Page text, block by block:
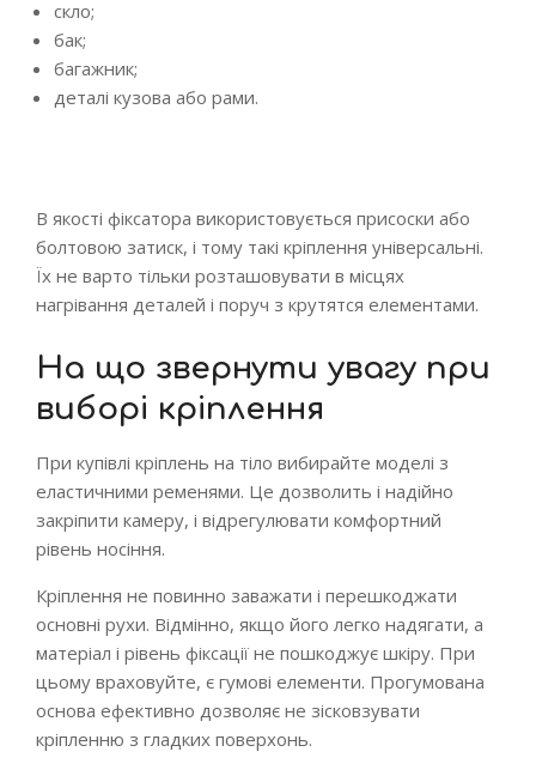
скло;
бак;
багажник;
деталі кузова або рами.
В якості фіксатора використовується присоски або
болтовою затиск, і тому такі кріплення універсальні.
Їх не варто тільки розташовувати в місцях
нагрівання деталей і поруч з крутятся елементами.
На що звернути увагу при
виборі кріплення
При купівлі кріплень на тіло вибирайте моделі з
еластичними ременями. Це дозволить і надійно
закріпити камеру, і відрегулювати комфортний
рівень носіння.
Кріплення не повинно заважати і перешкоджати
основні рухи. Відмінно, якщо його легко надягати, а
матеріал і рівень фіксації не пошкоджує шкіру. При
цьому враховуйте, є гумові елементи. Прогумована
основа ефективно дозволяє не зісковзувати
кріпленню з гладких поверхонь.